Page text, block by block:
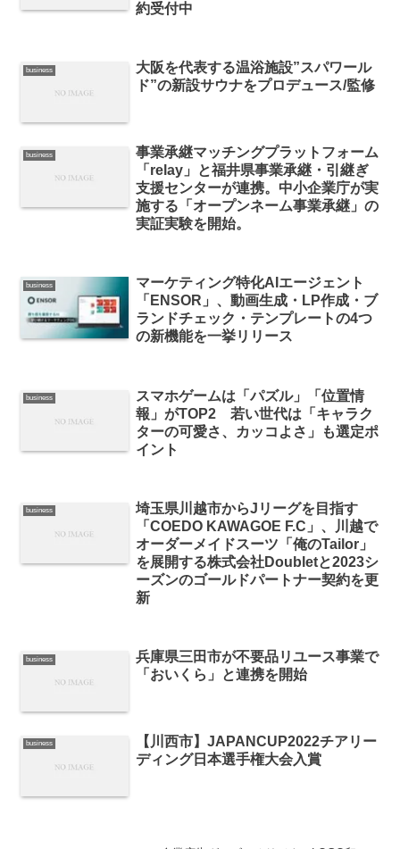
約受付中
business
大阪を代表する温浴施設”スパワール
ド”の新設サウナをプロデュース/監修
business
事業承継マッチングプラットフォーム
「relay」と福井県事業承継・引継ぎ
支援センターが連携。中小企業庁が実
施する「オープンネーム事業承継」の
実証実験を開始。
business
マーケティング特化AIエージェント
「ENSOR」、動画生成・LP作成・ブ
ランドチェック・テンプレートの4つ
の新機能を一挙リリース
business
スマホゲームは「パズル」「位置情
報」がTOP2 若い世代は「キャラク
ターの可愛さ、カッコよさ」も選定ポ
イント
business
埼玉県川越市からJリーグを目指す
「COEDO KAWAGOE F.C」、川越で
オーダーメイドスーツ「俺のTailor」
を展開する株式会社Doubletと2023シ
ーズンのゴールドパートナー契約を更
新
business
兵庫県三田市が不要品リユース事業で
「おいくら」と連携を開始
business
【川西市】JAPANCUP2022チアリー
ディング日本選手権大会入賞